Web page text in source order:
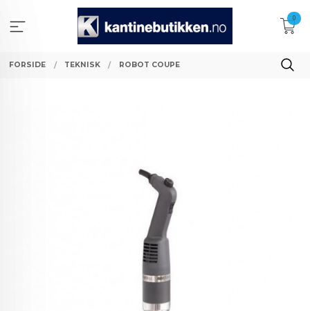
innholdet
0
FORSIDE TEKNISK ROBOT COUPE